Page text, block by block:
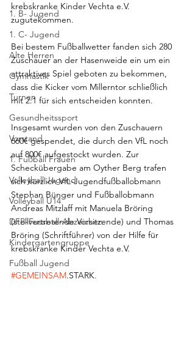
1. B- Jugend
1. C- Jugend
Alte Herren
Gymnastik
Turnen
Gesundheitssport
Vorstand
1. Fußball Frauen
Volleyball Jugend
Volleyball U14
DFB-Fussball-Abzeichen
Kindergartengruppe
Fußball Jugend
krebskranke Kinder Vechta e.V.
zugutekommen.
Bei bestem Fußballwetter fanden sich 280
Zuschauer an der Hasenweide ein um ein
attraktives Spiel geboten zu bekommen,
dass die Kicker vom Millerntor schließlich
mit 2:1 für sich entscheiden konnten.
Insgesamt wurden von den Zuschauern
660€ gespendet, die durch den VfL noch
auf 800€ aufgestockt wurden. Zur
Scheckübergabe am Oyther Berg trafen
sich kürzlich VfL-Jugendfußballobmann
Stephan Bünger und Fußballobmann
Andreas Mitzlaff mit Manuela Bröring
(stellvertretende Vorsitzende) und Thomas
Bröring (Schriftführer) von der Hilfe für
krebskranke Kinder Vechta e.V.
#GEMEINSAM.STARK.